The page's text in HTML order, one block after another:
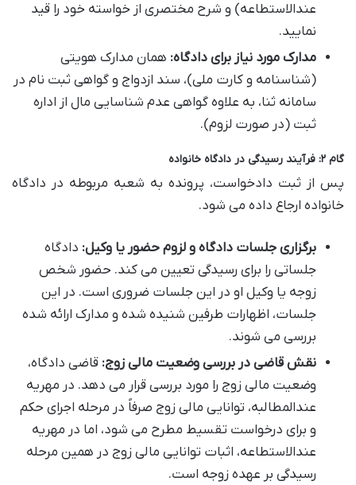
عندالاستطاعه) و شرح مختصری از خواسته خود را قید
نمایید.
مدارک مورد نیاز برای دادگاه: همان مدارک هویتی
(شناسنامه و کارت ملی)، سند ازدواج و گواهی ثبت نام در
سامانه ثنا، به علاوه گواهی عدم شناسایی مال از اداره
ثبت (در صورت لزوم).
گام ۲: فرآیند رسیدگی در دادگاه خانواده
پس از ثبت دادخواست، پرونده به شعبه مربوطه در دادگاه
خانواده ارجاع داده می شود.
برگزاری جلسات دادگاه و لزوم حضور یا وکیل: دادگاه
جلساتی را برای رسیدگی تعیین می کند. حضور شخص
زوجه یا وکیل او در این جلسات ضروری است. در این
جلسات، اظهارات طرفین شنیده شده و مدارک ارائه شده
بررسی می شوند.
نقش قاضی در بررسی وضعیت مالی زوج: قاضی دادگاه،
وضعیت مالی زوج را مورد بررسی قرار می دهد. در مهریه
عندالمطالبه، توانایی مالی زوج صرفاً در مرحله اجرای حکم
و برای درخواست تقسیط مطرح می شود، اما در مهریه
عندالاستطاعه، اثبات توانایی مالی زوج در همین مرحله
رسیدگی بر عهده زوجه است.